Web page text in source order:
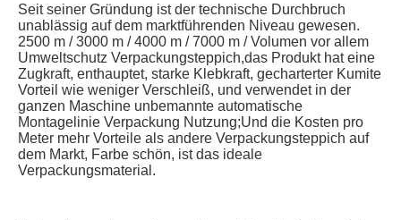
Seit seiner Gründung ist der technische Durchbruch
unablässig auf dem marktführenden Niveau gewesen.
2500 m / 3000 m / 4000 m / 7000 m / Volumen vor allem
Umweltschutz Verpackungsteppich,das Produkt hat eine
Zugkraft, enthauptet, starke Klebkraft, gecharterter Kumite
Vorteil wie weniger Verschleiß, und verwendet in der
ganzen Maschine unbemannte automatische
Montagelinie Verpackung Nutzung;Und die Kosten pro
Meter mehr Vorteile als andere Verpackungsteppich auf
dem Markt, Farbe schön, ist das ideale
Verpackungsmaterial.